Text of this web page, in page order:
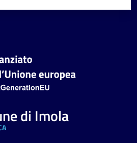
di Imola